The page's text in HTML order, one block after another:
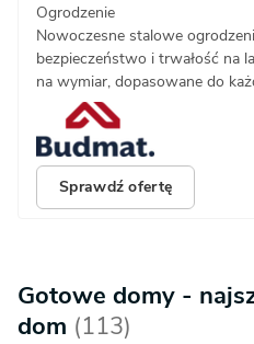
Ogrodzenie
Nowoczesne stalowe
bezpieczeństwo i trwałość na
na wymiar, dopasowane do
Sprawdź ofertę
Gotowe domy -
dom (113)